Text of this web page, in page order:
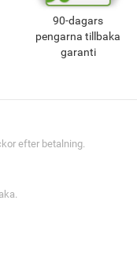
90-dagars
pengarna tillbaka
garanti
efter betalning.